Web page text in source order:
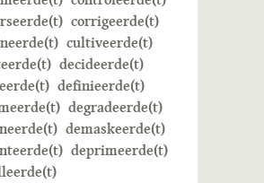
corrigeerde(t)
cultiveerde(t)
decideerde(t)
definieerde(t)
degradeerde(t)
demaskeerde(t)
deprimeerde(t)